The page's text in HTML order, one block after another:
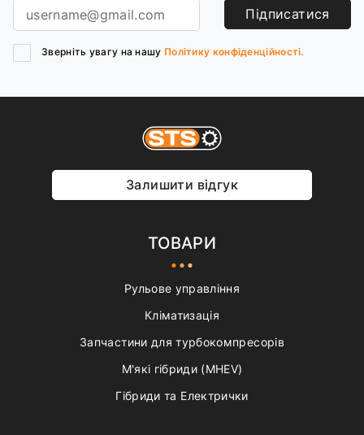
Підписатися
Зверніть увагу на нашу Політику конфіденційності.
Залишити відгук
ТОВАРИ
Рульове управління
Кліматизація
Запчастини для турбокомпресорів
М'які гібриди (MHEV)
Гібриди та Електрички